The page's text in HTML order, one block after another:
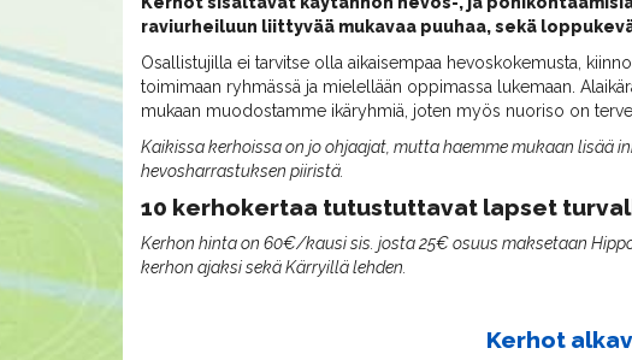
raviurheiluun liittyvää mukavaa puuhaa, sekä
Osallistujilla ei tarvitse olla aikaisempaa hevoskokemusta,
toimimaan ryhmässä ja mielellään oppimassa lukemaan.
mukaan muodostamme ikäryhmiä, joten myös nuoriso on
Kaikissa kerhoissa on jo ohjaajat, mutta haemme mukaan lisää
hevosharrastuksen piiristä.
10 kerhokertaa tutustuttavat lapset
Kerhon hinta on 60€/kausi sis. josta 25€ osuus maksetaan
kerhon ajaksi sekä Kärryillä lehden.
Kerhot